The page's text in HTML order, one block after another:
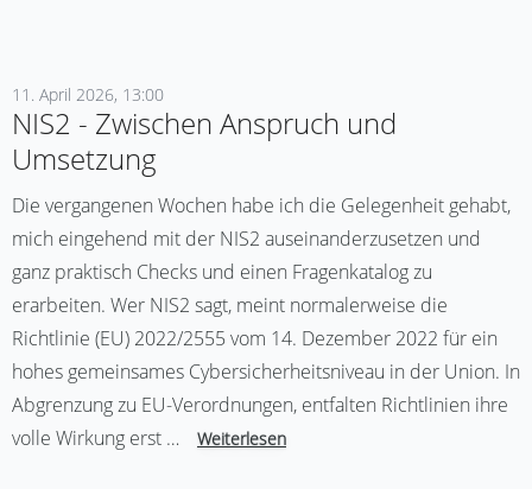
11. April 2026, 13:00
NIS2 - Zwischen Anspruch und
Umsetzung
Die vergangenen Wochen habe ich die Gelegenheit gehabt,
mich eingehend mit der NIS2 auseinanderzusetzen und
ganz praktisch Checks und einen Fragenkatalog zu
erarbeiten. Wer NIS2 sagt, meint normalerweise die
Richtlinie (EU) 2022/2555 vom 14. Dezember 2022 für ein
hohes gemeinsames Cybersicherheitsniveau in der Union. In
Abgrenzung zu EU-Verordnungen, entfalten Richtlinien ihre
volle Wirkung erst …
Weiterlesen